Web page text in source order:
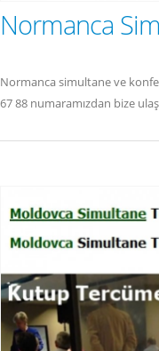
Normanca
Normanca simultane ve
67 88 numaramızdan bize